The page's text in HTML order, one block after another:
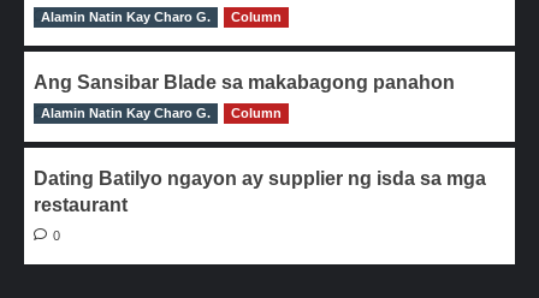
0
Alamin Natin Kay Charo G. Column
Ang Sansibar Blade sa makabagong panahon
0
Alamin Natin Kay Charo G. Column
Dating Batilyo ngayon ay supplier ng isda sa mga
restaurant
0